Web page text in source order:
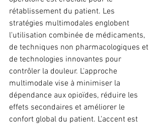
rétablissement du patient. Les
stratégies multimodales englobent
l'utilisation combinée de médicaments,
de techniques non pharmacologiques et
de technologies innovantes pour
contrôler la douleur. L'approche
multimodale vise à minimiser la
dépendance aux opioïdes, réduire les
effets secondaires et améliorer le
confort global du patient. L'accent est